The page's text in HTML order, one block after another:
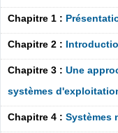
Chapitre 1 :
Chapitre 2 :
Chapitre 3 : Une
systèmes
Chapitre 4 : Systèmes